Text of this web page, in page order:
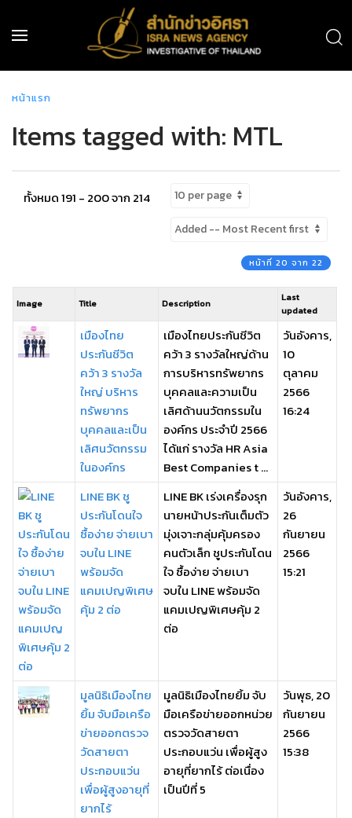
หน้าแรก
Items tagged with: MTL
ทั้งหมด 191 - 200 จาก 214
หน้าที่ 20 จาก 22
Image Title Description
Last
updated
เมืองไทย
ประกันชีวิต
คว้า 3 รางวัล
ใหญ่ บริหาร
ทรัพยากร
บุคคลและเป็น
เลิศนวัตกรรม
ในองค์กร
เมืองไทยประกันชีวิต
คว้า 3 รางวัลใหญ่ด้าน
การบริหารทรัพยากร
บุคคลและความเป็น
เลิศด้านนวัตกรรมใน
องค์กร ประจำปี 2566
ได้แก่ รางวัล HR Asia
Best Companies t ...
วันอังคาร,
10
ตุลาคม
2566
16:24
LINE BK ชู
ประกันโดนใจ
ซื้อง่าย จ่ายเบา
จบใน LINE
พร้อมจัด
แคมเปญพิเศษ
คุ้ม 2 ต่อ
LINE BK เร่งเครื่องรุก
นายหน้าประกันเต็มตัว
มุ่งเจาะกลุ่มคุ้มครอง
คนตัวเล็ก ชูประกันโดน
ใจ ซื้อง่าย จ่ายเบา
จบใน LINE พร้อมจัด
แคมเปญพิเศษคุ้ม 2
ต่อ
วันอังคาร,
26
กันยายน
2566
15:21
มูลนิธิเมืองไทย
ยิ้ม จับมือเครือ
ข่ายออกตรวจ
วัดสายตา
ประกอบแว่น
เพื่อผู้สูงอายุที่
ยากไร้
มูลนิธิเมืองไทยยิ้ม จับ
มือเครือข่ายออกหน่วย
ตรวจวัดสายตา
ประกอบแว่น เพื่อผู้สูง
อายุที่ยากไร้ ต่อเนื่อง
เป็นปีที่ 5
วันพุธ, 20
กันยายน
2566
15:38